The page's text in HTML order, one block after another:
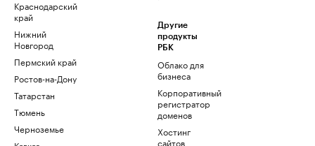
Краснодарский
край
Нижний
Новгород
Пермский край
Ростов-на-Дону
Татарстан
Тюмень
Черноземье
Другие
продукты
РБК
Облако для
бизнеса
Корпоративный
регистратор
доменов
Хостинг
сайтов